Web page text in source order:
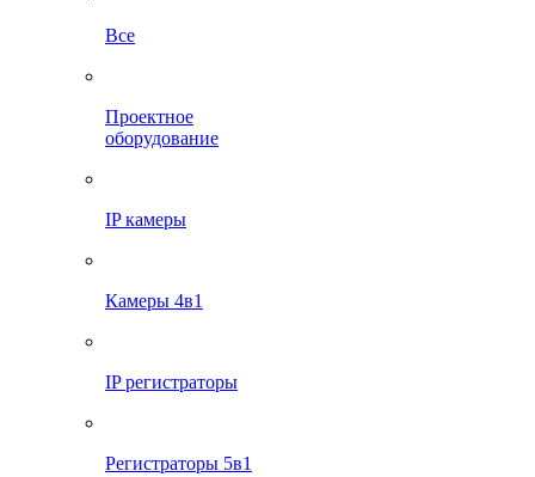
Все
Проектное
оборудование
IP камеры
Камеры 4в1
IP регистраторы
Регистраторы 5в1